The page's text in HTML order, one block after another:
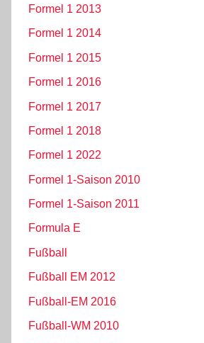
Formel 1 2013
Formel 1 2014
Formel 1 2015
Formel 1 2016
Formel 1 2017
Formel 1 2018
Formel 1 2022
Formel 1-Saison 2010
Formel 1-Saison 2011
Formula E
Fußball
Fußball EM 2012
Fußball-EM 2016
Fußball-WM 2010